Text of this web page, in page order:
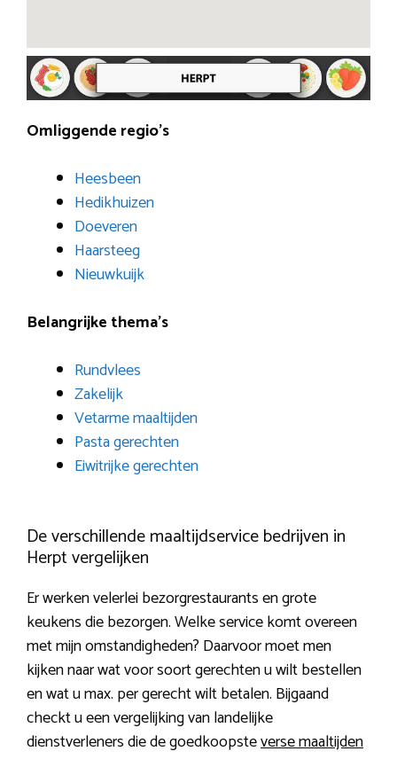
Omliggende regio’s
Heesbeen
Hedikhuizen
Doeveren
Haarsteeg
Nieuwkuijk
Belangrijke thema’s
Rundvlees
Zakelijk
Vetarme maaltijden
Pasta gerechten
Eiwitrijke gerechten
De verschillende maaltijdservice bedrijven in
Herpt vergelijken
Er werken velerlei bezorgrestaurants en grote
keukens die bezorgen. Welke service komt overeen
met mijn omstandigheden? Daarvoor moet men
kijken naar wat voor soort gerechten u wilt bestellen
en wat u max. per gerecht wilt betalen. Bijgaand
checkt u een vergelijking van landelijke
dienstverleners die de goedkoopsteverse maaltijden